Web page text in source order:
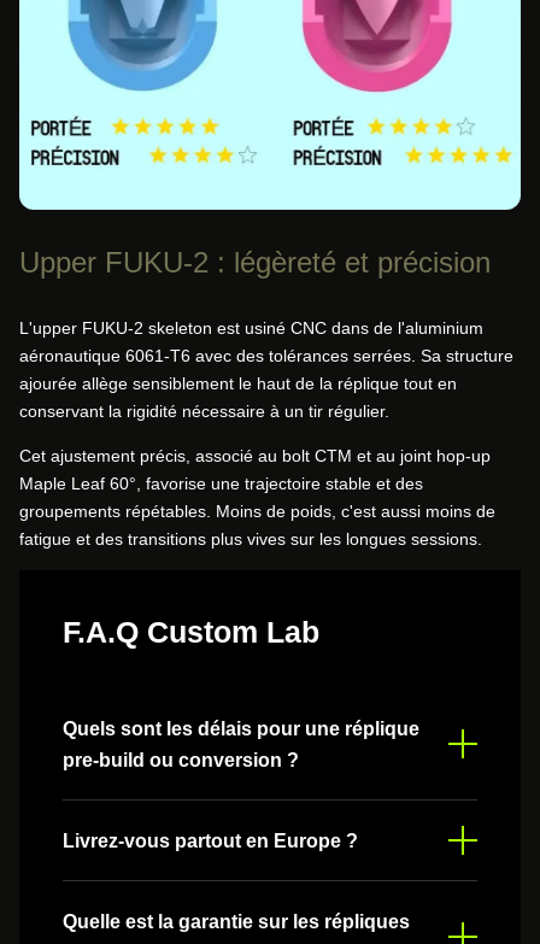
Upper FUKU-2 : légèreté et précision
L'upper FUKU-2 skeleton est usiné CNC dans de l'aluminium
aéronautique 6061-T6 avec des tolérances serrées. Sa structure
ajourée allège sensiblement le haut de la réplique tout en
conservant la rigidité nécessaire à un tir régulier.
Cet ajustement précis, associé au bolt CTM et au joint hop-up
Maple Leaf 60°, favorise une trajectoire stable et des
groupements répétables. Moins de poids, c'est aussi moins de
fatigue et des transitions plus vives sur les longues sessions.
F.A.Q Custom Lab
Quels sont les délais pour une réplique
pre-build ou conversion ?
Comptez généralement entre 2 et 4 semaines pour
une réplique pre-build standard, et jusqu'à 6
modifications personnalisées.
Livrez-vous partout en Europe ?
Oui, nous expédions dans toute l'Europe. Les frais de
port sont calculés automatiquement selon votre
Quelle est la garantie sur les répliques